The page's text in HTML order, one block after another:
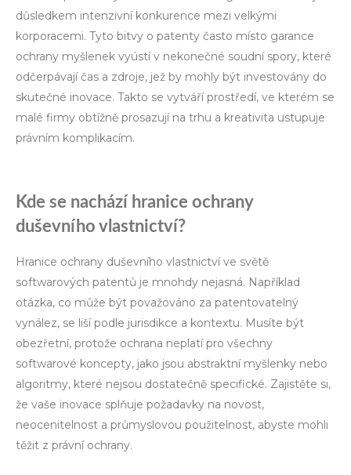
důsledkem intenzivní konkurence mezi velkými
korporacemi. Tyto bitvy o patenty často místo garance
ochrany myšlenek vyústí v nekonečné soudní spory, které
odčerpávají čas a zdroje, jež by mohly být investovány do
skutečné inovace. Takto se vytváří prostředí, ve kterém se
malé firmy obtížně prosazují na trhu a kreativita ustupuje
právním komplikacím.
Kde se nachází hranice ochrany
duševního vlastnictví?
Hranice ochrany duševního vlastnictví ve světě
softwarových patentů je mnohdy nejasná. Například
otázka, co může být považováno za patentovatelný
vynález, se liší podle jurisdikce a kontextu. Musíte být
obezřetní, protože ochrana neplatí pro všechny
softwarové koncepty, jako jsou abstraktní myšlenky nebo
algoritmy, které nejsou dostatečně specifické. Zajistěte si,
že vaše inovace splňuje požadavky na novost,
neocenitelnost a průmyslovou použitelnost, abyste mohli
těžit z právní ochrany.